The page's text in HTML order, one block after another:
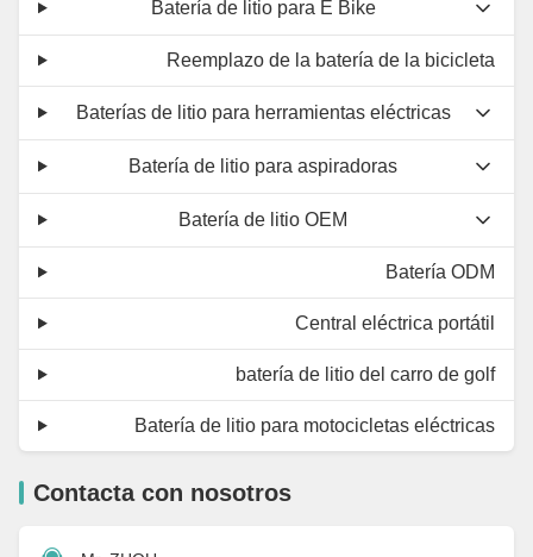
Batería de litio para E Bike
Reemplazo de la batería de la bicicleta
Baterías de litio para herramientas eléctricas
Batería de litio para aspiradoras
Batería de litio OEM
Batería ODM
Central eléctrica portátil
batería de litio del carro de golf
Batería de litio para motocicletas eléctricas
Contacta con nosotros